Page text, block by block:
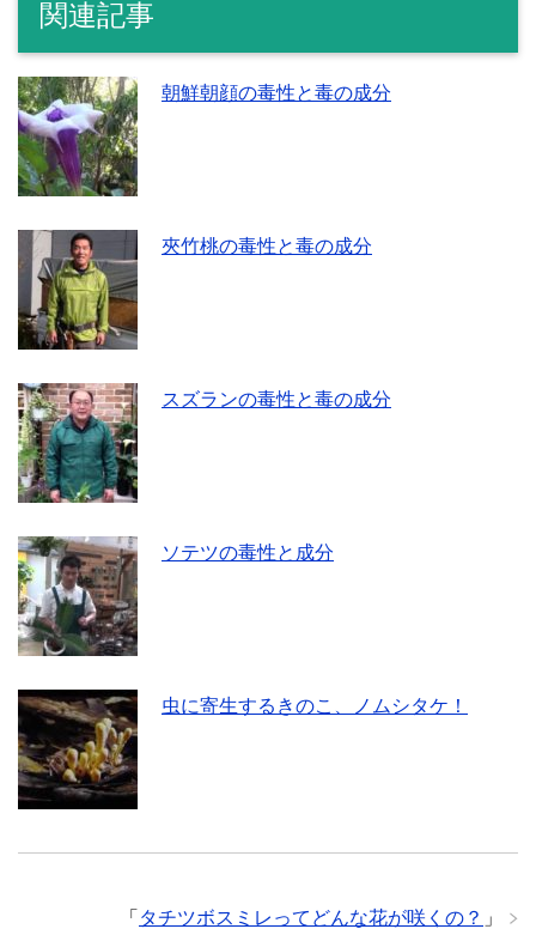
関連記事
朝鮮朝顔の毒性と毒の成分
夾竹桃の毒性と毒の成分
スズランの毒性と毒の成分
ソテツの毒性と成分
虫に寄生するきのこ、ノムシタケ！
「 タチツボスミレってどんな花が咲くの？ 」